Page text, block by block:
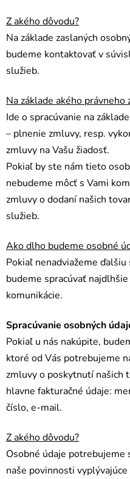
Z akého dôvodu?
Na základe zaslaných
budeme kontaktovať v
služieb.
Na základe akého právneho
Ide o spracúvanie na
– plnenie zmluvy, resp.
zmluvy na Vašu žiadosť.
Pokiaľ by ste nám tieto
nebudeme môcť s Vami
zmluvy o dodaní našich
služieb.
Ako dlho budeme osobné
Pokiaľ nenadviažeme
budeme spracúvať
komunikácie.
Spracúvanie osobných
Pokiaľ u nás nakúpite,
ktoré od Vás potrebujeme
zmluvy o poskytnutí našich
hlavne fakturačné údaje:
číslo, e-mail.
Z akého dôvodu?
Osobné údaje
naše povinnosti